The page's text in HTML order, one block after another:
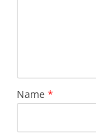
Name *